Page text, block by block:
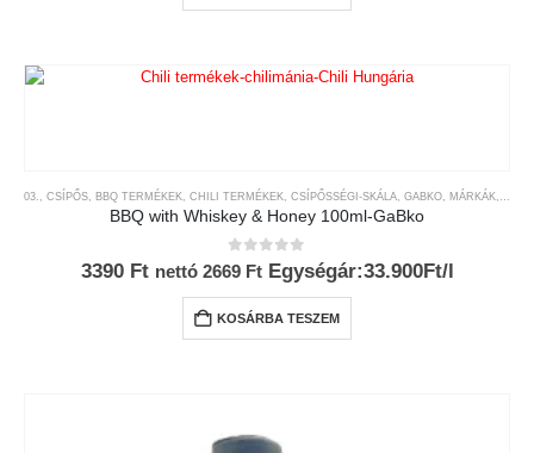
03., CSÍPŐS, BBQ TERMÉKEK, CHILI TERMÉKEK, CSÍPŐSSÉGI-SKÁLA, GABKO, MÁRKÁK, THE
BBQ with Whiskey & Honey 100ml-GaBko
0az 5-ből
3390 Ft nettó 2669 Ft Egységár:33.900Ft/l
KOSÁRBA TESZEM